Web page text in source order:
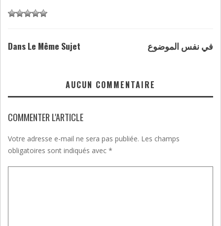
Dans Le Même Sujet في نفس الموضوع
AUCUN COMMENTAIRE
COMMENTER L'ARTICLE
Votre adresse e-mail ne sera pas publiée. Les champs
obligatoires sont indiqués avec *